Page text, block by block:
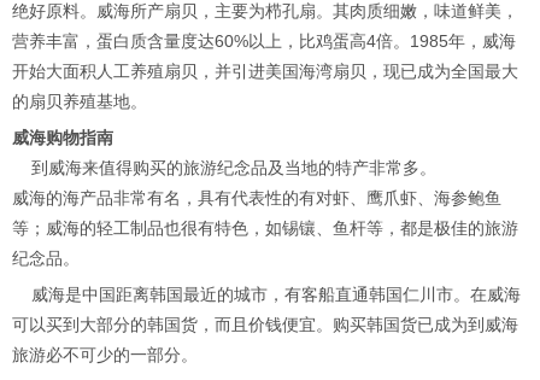
绝好原料。威海所产扇贝，主要为栉孔扇。其肉质细嫩，味道鲜美，
营养丰富，蛋白质含量度达60%以上，比鸡蛋高4倍。1985年，威海
开始大面积人工养殖扇贝，并引进美国海湾扇贝，现已成为全国最大
的扇贝养殖基地。
威海购物指南
到威海来值得购买的旅游纪念品及当地的特产非常多。
威海的海产品非常有名，具有代表性的有对虾、鹰爪虾、海参鲍鱼
等；威海的轻工制品也很有特色，如锡镶、鱼杆等，都是极佳的旅游
纪念品。
威海是中国距离韩国最近的城市，有客船直通韩国仁川市。在威海
可以买到大部分的韩国货，而且价钱便宜。购买韩国货已成为到威海
旅游必不可少的一部分。